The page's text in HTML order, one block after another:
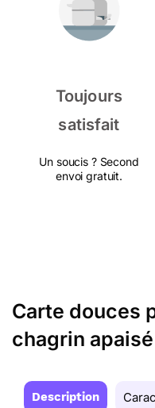
Toujours
satisfait
Un soucis ? Second
envoi gratuit.
Carte douces
chagrin apaisé
Description